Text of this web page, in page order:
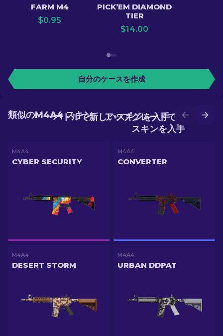
FARM M4
$0.95
PICK’EM DIAMOND
TIER
$14.00
自分のケースを作成
アップグレードでより良い
スキンを入手
バトルで新しいスキンを入手
類似のM4A4 スキン
M4A4
CYBER SECURITY
M4A4
CONVERTER
M4A4
DESERT STORM
M4A4
URBAN DDPAT